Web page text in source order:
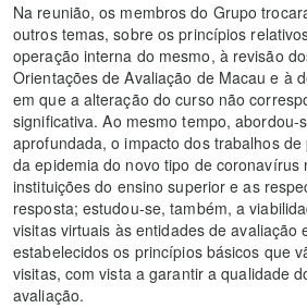
Na reunião, os membros do Grupo
outros temas, sobre os princípios
operação interna do mesmo, à revisão
Orientações de Avaliação de Macau e à
em que a alteração do curso não
significativa. Ao mesmo tempo, abordou-
aprofundada, o impacto dos trabalhos
da epidemia do novo tipo de coronavírus
instituições do ensino superior e as
resposta; estudou-se, também, a
visitas virtuais às entidades de avaliação
estabelecidos os princípios básicos que
visitas, com vista a garantir a qualidade
avaliação.